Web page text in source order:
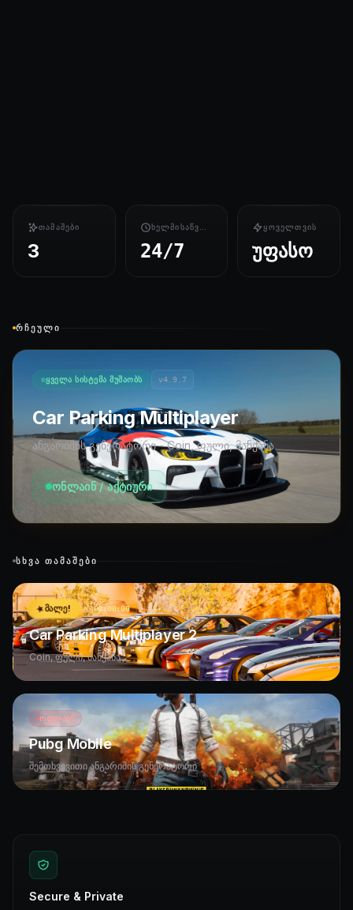
ᲗᲐᲛᲐᲨᲔᲑᲘ
3 24/7
ᲧᲝᲕᲔᲚᲗᲕᲘᲡ
უფასო
ᲠᲩᲔᲣᲚᲘ
ᲧᲕᲔᲚᲐ ᲡᲘᲡᲢᲔᲛᲐ ᲛᲣᲨᲐᲝᲑᲡ v4.9.7
Car Parking Multiplayer
ანგარიშის გენერატორი - Coin, ფული, მანქანა
ონლაინ / აქტიური
ᲡᲮᲕᲐ ᲗᲐᲛᲐᲨᲔᲑᲘ
ᲛᲐᲚᲔ! 00:00:00
Car Parking Multiplayer 2
Coin, ფული, მანქანა
ᲝᲤᲚᲐᲘᲜ
Pubg Mobile
შემთხვევითი ანგარიშის გენერატორი
Secure & Private